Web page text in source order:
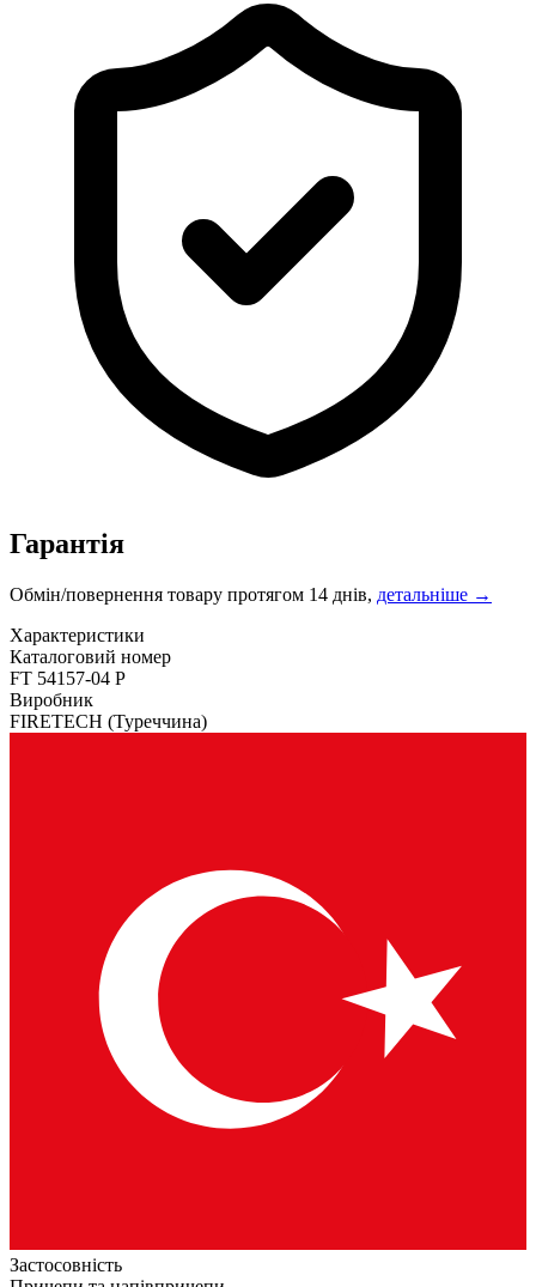
Гарантія
Обмін/повернення товару протягом 14 днів, детальніше →
Характеристики
Каталоговий номер
FT 54157-04 P
Виробник
FIRETECH (Туреччина)
Застосовність